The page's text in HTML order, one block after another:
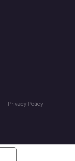
Privacy Policy